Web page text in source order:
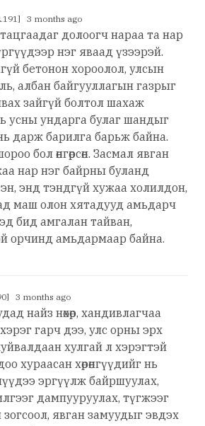
3 months ago
долоогч нараа та нар
нэг яваад үзээрэй.
бетонон хороолол, улсын
албан байгууллагын газрыг
зайгүй болтол шахаж
усны ундарга булаг шандыг
дарж барилга барьж байна.
бол өнгөрсөн. Засмал явган
нар нэг байрны буланд
энд тэндгүй хужаа холилдон,
маш олон хятадууд амьдарч
бид амгалан тайван,
орчинд амьдармаар байна.
3 months ago
найз нөхөр, хандивлагчаа
гарч дээ, улс орны эрх
хулгай л хэрэгтэй
хураасан хөрөнгүүдийг нь
эргүүлж байршуулах,
дампууруулах, түгжээг
явган замуудыг эвдэх